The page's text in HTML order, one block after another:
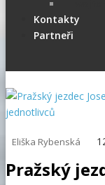
Kontakty
Partneři
Eliška Rybenská
Pražský